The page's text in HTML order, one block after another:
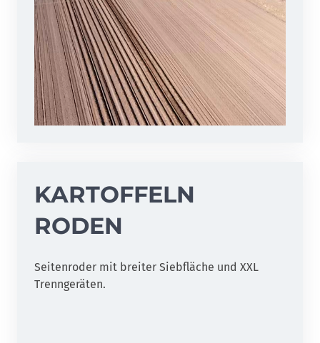
KARTOFFELN
RODEN
Seitenroder mit breiter Siebfläche und XXL
Trenngeräten.